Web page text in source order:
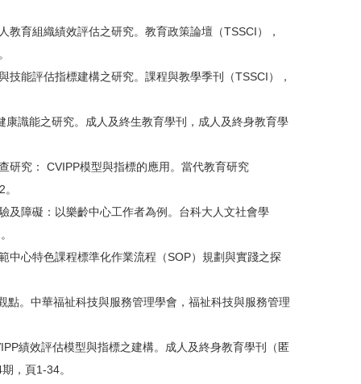
育組織績效評估之研究。教育政策論壇（TSSCI），
能評估指標建構之研究。課程與教學季刊（TSSCI），
識能之研究。成人及終生教育學刊，成人及終身教育學
研究： CVIPP模型與指標的應用。當代教育研究
及障礙：以樂齡中心工作者為例。台科大人文社會學
中心特色課程標準化作業流程（SOP）規劃與實踐之探
。中華福祉科技與服務管理學會，福祉科技與服務管理
績效評估模型與指標之建構。成人及終身教育學刊（匿
，頁1-34。